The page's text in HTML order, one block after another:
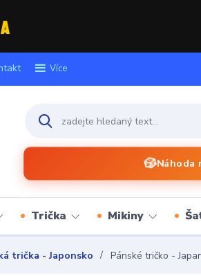
Více
🎲Náhoda
Trička Mikiny
trička - Japonsko Pánské tričko -